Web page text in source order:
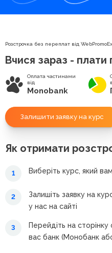
Розстрочка без переплат від
Вчися зараз - плати
Оплата частинами
від
Monobank
Залишити заявку на курс
Як отримати
1 Виберіть курс, який
2
Залишіть заявку на
у нас на сайті
3
Перейдіть на
вас банк (Монобанк